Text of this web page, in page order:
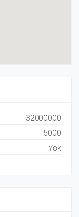
32000000
5000
Yok